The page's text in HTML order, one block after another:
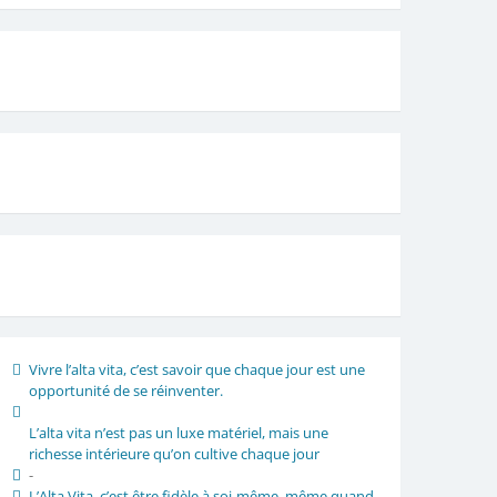
Vivre l’alta vita, c’est savoir que chaque jour est une
opportunité de se réinventer.
L’alta vita n’est pas un luxe matériel, mais une
richesse intérieure qu’on cultive chaque jour
-